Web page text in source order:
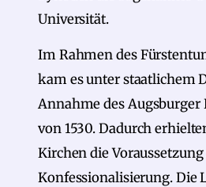
Universität.
Im Rahmen des
kam es unter staatlichem
Annahme des Augsburger
von 1530. Dadurch
Kirchen die
Konfessionalisierung. Die